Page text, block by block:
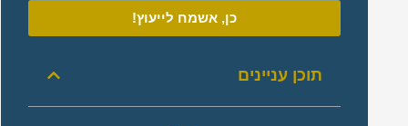
כן, אשמח לייעוץ!
תוכן עניינים